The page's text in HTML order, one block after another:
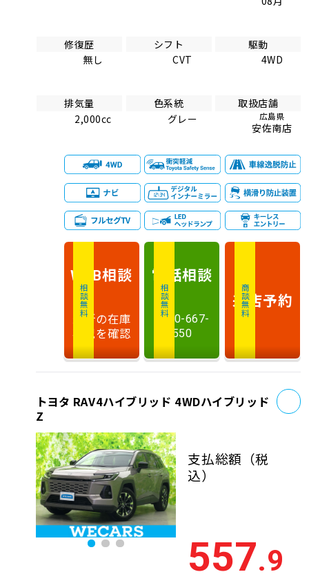
修復歴
無し
シフト
CVT
駆動
4WD
排気量
2,000cc
色系統
グレー
取扱店舗
広島県
安佐南店
相談無料
WEB相談
最新の在庫
状況を確認
相談無料
電話相談
0120-667-
550
商談無料
来店予約
トヨタ RAV4ハイブリッド 4WDハイブリッド
Z
支払総額 （税
込）
557.9